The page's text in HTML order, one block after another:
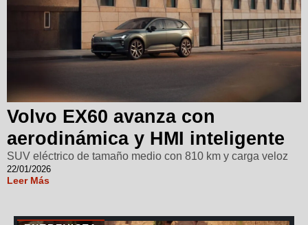
Volvo EX60 avanza con
aerodinámica y HMI inteligente
SUV eléctrico de tamaño medio con 810 km y carga veloz
22/01/2026
Leer Más